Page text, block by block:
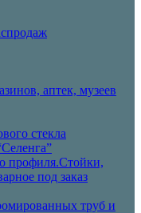
аптек, музеев
стекла
профиля.Стойки,
под заказ
труб и